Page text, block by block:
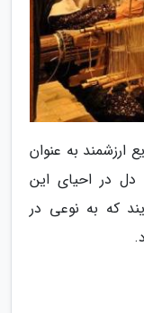
ارزشمند به عنوان
دل در احیای این
که به نوعی در